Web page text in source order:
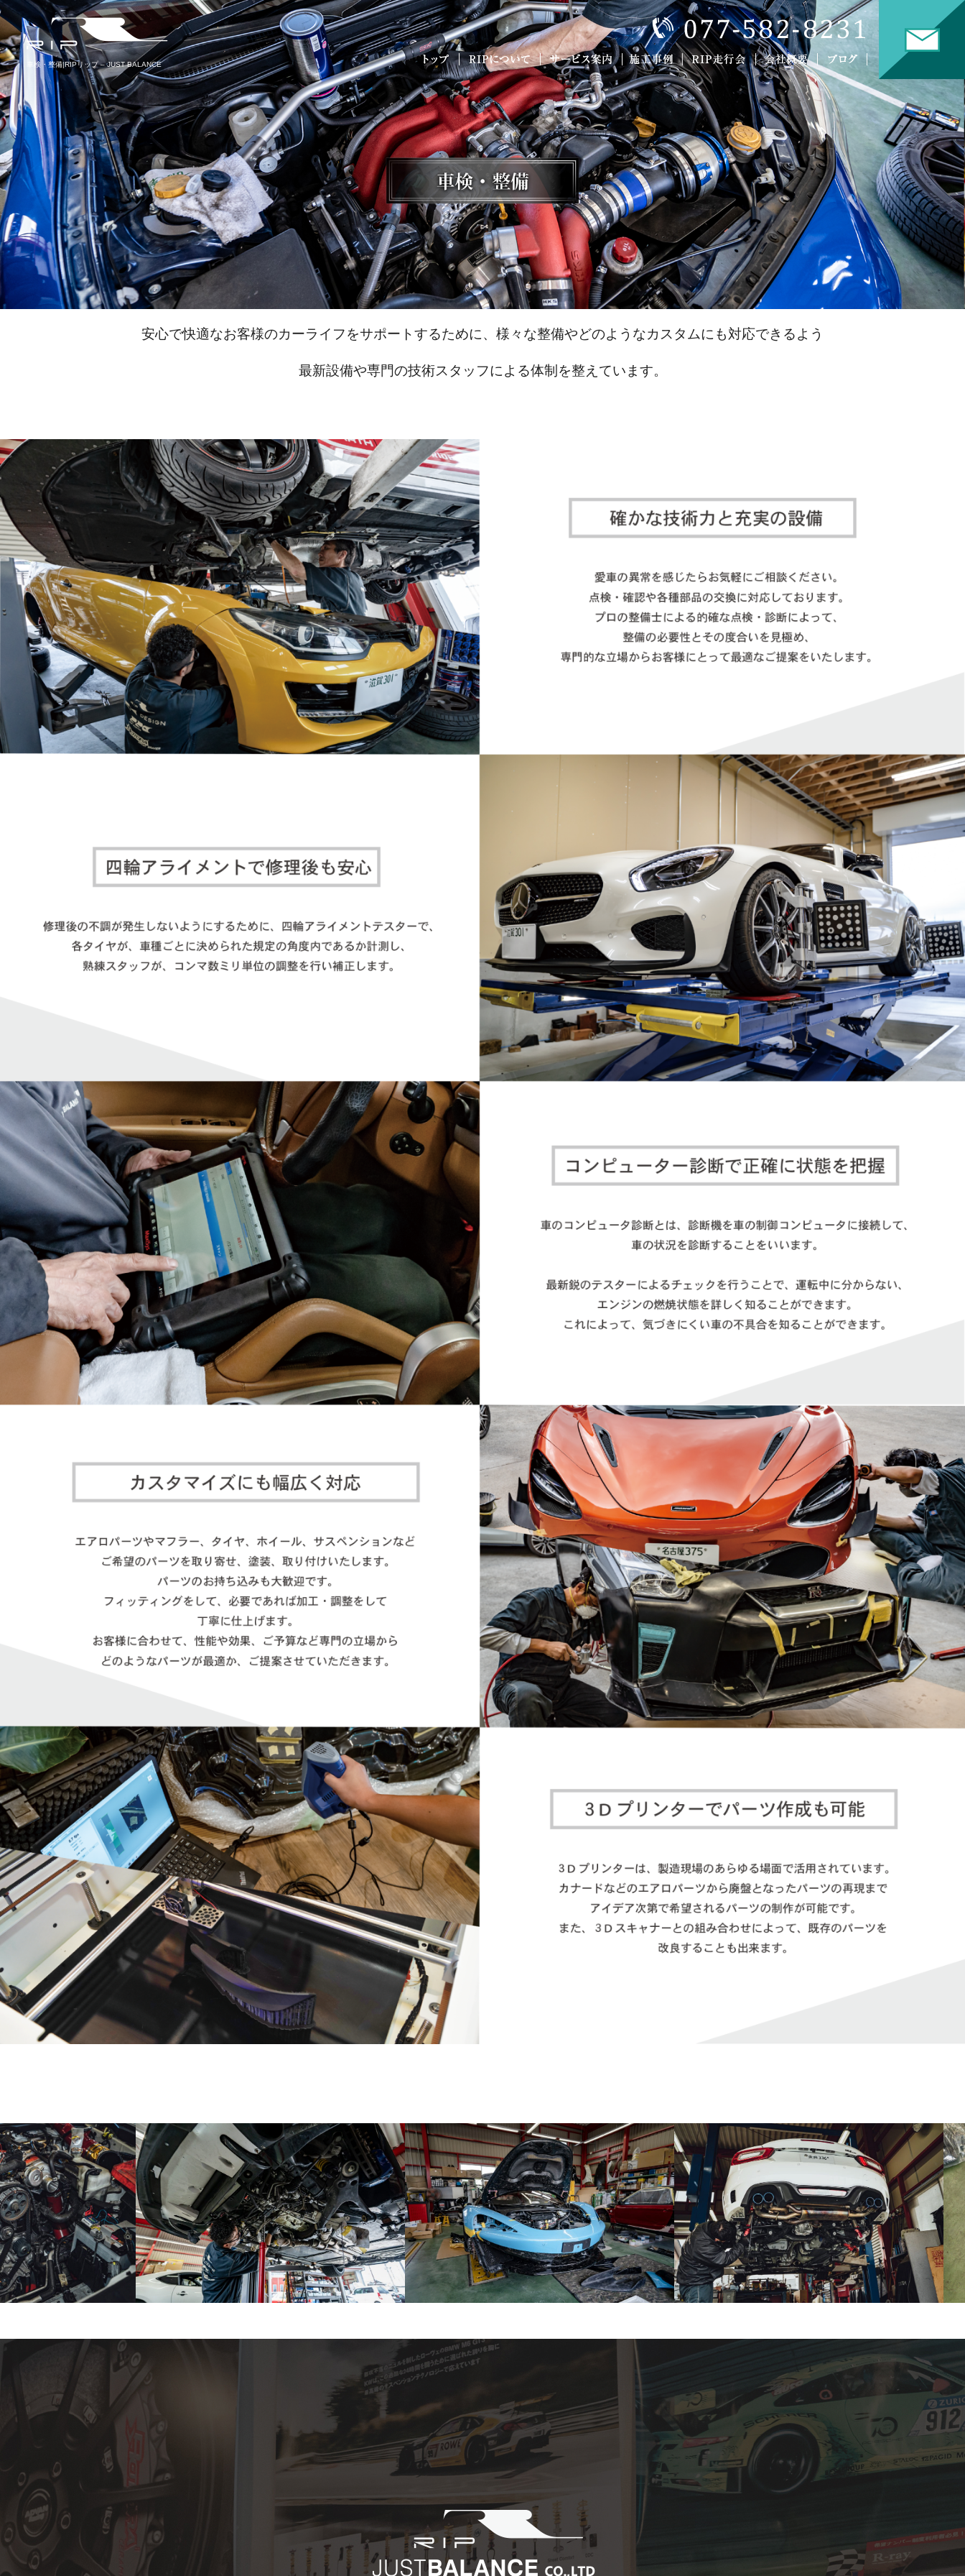
車検・整備|RIPリップ – JUST BALANCE
安心で快適なお客様のカーライフをサポートするために、様々な整備やどのようなカスタムにも対応できるよう
最新設備や専門の技術スタッフによる体制を整えています。